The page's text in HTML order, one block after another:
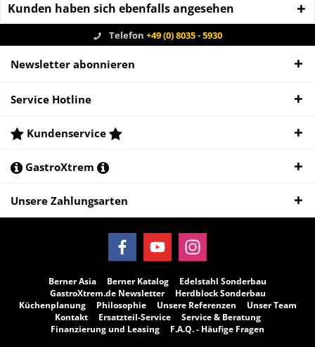
Kunden haben sich ebenfalls angesehen
Telefon +49 (0) 8035 - 5930
Newsletter abonnieren
Service Hotline
Kundenservice
GastroXtrem
Unsere Zahlungsarten
Berner Asia Berner Katalog
Edelstahl Sonderbau
GastroXtrem.de Newsletter
Herdblock Sonderbau
Küchenplanung
Philosophie Unsere Referenzen
Unser Team
Kontakt
Ersatzteil-Service
Service & Beratung
Finanzierung und Leasing
F.A.Q. - Häufige Fragen